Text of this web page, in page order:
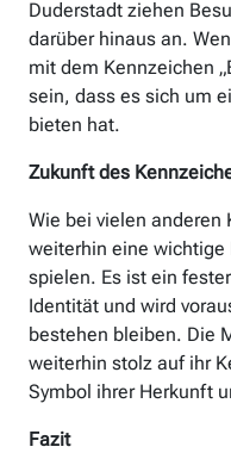
Duderstadt ziehen
darüber hinaus an.
mit dem Kennzeichen
sein, dass es sich um
bieten hat.
Zukunft des
Wie bei vielen anderen
weiterhin eine wichtige
spielen. Es ist ein
Identität und wird
bestehen bleiben. Die
weiterhin stolz auf ihr
Symbol ihrer Herkunft
Fazit